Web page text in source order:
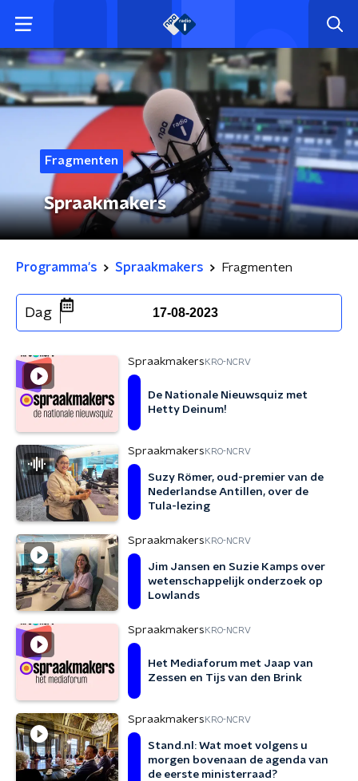
Fragmenten
Spraakmakers
Programma's Spraakmakers Fragmenten
Dag 17-08-2023
Spraakmakers KRO-NCRV
De Nationale Nieuwsquiz met
Hetty Deinum!
Spraakmakers KRO-NCRV
Suzy Römer, oud-premier van de
Nederlandse Antillen, over de
Tula-lezing
Spraakmakers KRO-NCRV
Jim Jansen en Suzie Kamps over
wetenschappelijk onderzoek op
Lowlands
Spraakmakers KRO-NCRV
Het Mediaforum met Jaap van
Zessen en Tijs van den Brink
Spraakmakers KRO-NCRV
Stand.nl: Wat moet volgens u
morgen bovenaan de agenda van
de eerste ministerraad?